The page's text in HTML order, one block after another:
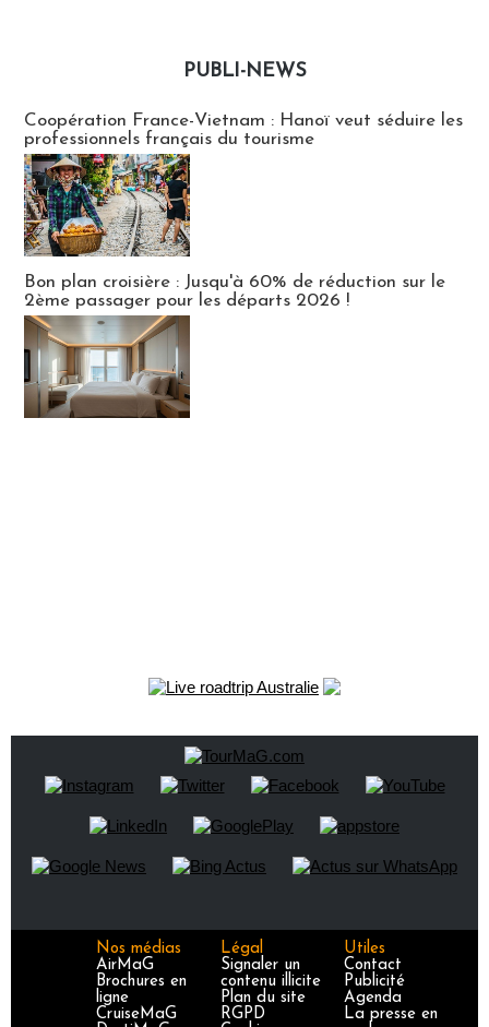
PUBLI-NEWS
Coopération France-Vietnam : Hanoï veut séduire les
professionnels français du tourisme
Bon plan croisière : Jusqu'à 60% de réduction sur le
2ème passager pour les départs 2026 !
Nos médias
AirMaG
Brochures en
ligne
CruiseMaG
Légal
Signaler un
contenu illicite
Plan du site
RGPD
Utiles
Contact
Publicité
Agenda
La presse en